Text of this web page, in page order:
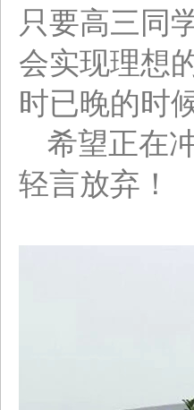
只要高三同
会实现理想
时已晚的时
希望正在
轻言放弃！